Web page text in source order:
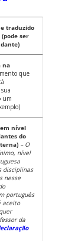
traduzido
ser
na
que
um
nível
do
– O
nível
disciplinas
nesse
português
aceito
da